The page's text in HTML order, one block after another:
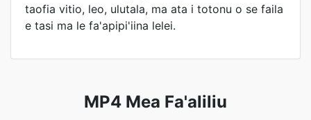
taofia vitio, leo, ulutala, ma ata i totonu o se faila
e tasi ma le fa'apipi'iina lelei.
MP4 Mea Fa'aliliu